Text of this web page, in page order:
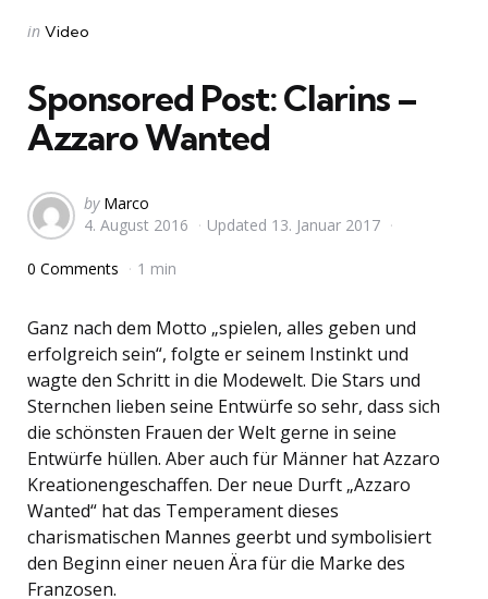
Categories
Posted
in Video
Sponsored Post: Clarins –
Azzaro Wanted
Posted
by
by Marco
4. August 2016
Updated 13. Januar 2017
0 Comments 1 min
Ganz nach dem Motto „spielen, alles geben und
erfolgreich sein“, folgte er seinem Instinkt und
wagte den Schritt in die Modewelt. Die Stars und
Sternchen lieben seine Entwürfe so sehr, dass sich
die schönsten Frauen der Welt gerne in seine
Entwürfe hüllen. Aber auch für Männer hat Azzaro
Kreationengeschaffen. Der neue Durft „Azzaro
Wanted“ hat das Temperament dieses
charismatischen Mannes geerbt und symbolisiert
den Beginn einer neuen Ära für die Marke des
Franzosen.